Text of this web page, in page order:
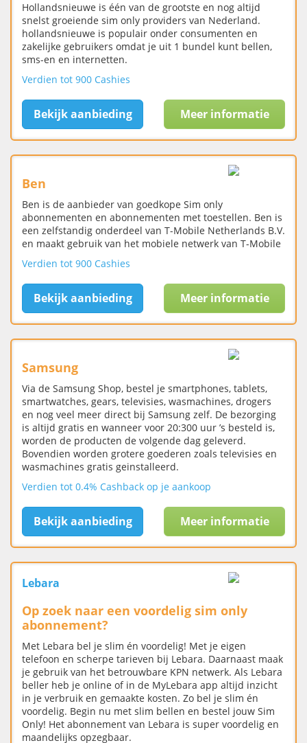
Hollandsnieuwe is één van de grootste en nog altijd
snelst groeiende sim only providers van Nederland.
hollandsnieuwe is populair onder consumenten en
zakelijke gebruikers omdat je uit 1 bundel kunt bellen,
sms-en en internetten.
Verdien tot 900 Cashies
Bekijk aanbieding Meer informatie
Ben
Ben is de aanbieder van goedkope Sim only
abonnementen en abonnementen met toestellen. Ben is
een zelfstandig onderdeel van T-Mobile Netherlands B.V.
en maakt gebruik van het mobiele netwerk van T-Mobile
Verdien tot 900 Cashies
Bekijk aanbieding Meer informatie
Samsung
Via de Samsung Shop, bestel je smartphones, tablets,
smartwatches, gears, televisies, wasmachines, drogers
en nog veel meer direct bij Samsung zelf. De bezorging
is altijd gratis en wanneer voor 20:300 uur ’s besteld is,
worden de producten de volgende dag geleverd.
Bovendien worden grotere goederen zoals televisies en
wasmachines gratis geinstalleerd.
Verdien tot 0.4% Cashback op je aankoop
Bekijk aanbieding Meer informatie
Lebara
Op zoek naar een voordelig sim only
abonnement?
Met Lebara bel je slim én voordelig! Met je eigen
telefoon en scherpe tarieven bij Lebara. Daarnaast maak
je gebruik van het betrouwbare KPN netwerk. Als Lebara
beller heb je online of in de MyLebara app altijd inzicht
in je verbruik en gemaakte kosten. Zo bel je slim én
voordelig. Begin nu met slim bellen en bestel jouw Sim
Only! Het abonnement van Lebara is super voordelig en
maandelijks opzegbaar.